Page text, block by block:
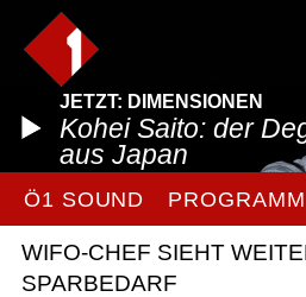
JETZT: DIMENSIONEN
Kohei Saito: der
aus Japan
Ö1 SOUND PROGRAMM
WIFO-CHEF SIEHT
SPARBEDARF